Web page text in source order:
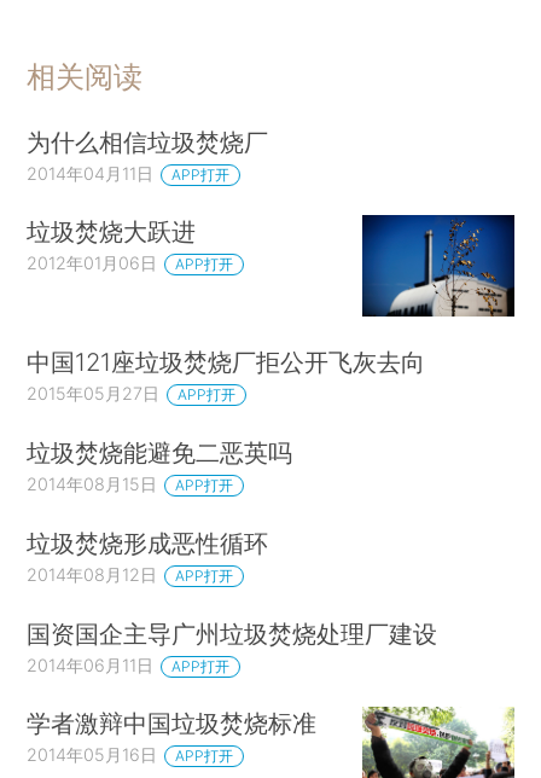
相关阅读
为什么相信垃圾焚烧厂
2014年04月11日 APP打开
垃圾焚烧大跃进
2012年01月06日 APP打开
中国121座垃圾焚烧厂拒公开飞灰去向
2015年05月27日 APP打开
垃圾焚烧能避免二恶英吗
2014年08月15日 APP打开
垃圾焚烧形成恶性循环
2014年08月12日 APP打开
国资国企主导广州垃圾焚烧处理厂建设
2014年06月11日 APP打开
学者激辩中国垃圾焚烧标准
2014年05月16日 APP打开